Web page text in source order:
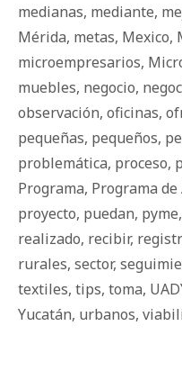
medianas, mediante,
Mérida, metas, Mexico,
microempresarios,
muebles, negocio,
observación, oficinas,
pequeñas, pequeños,
problemática, proceso,
Programa, Programa
proyecto, puedan, pyme,
realizado, recibir,
rurales, sector,
textiles, tips, toma,
Yucatán, urbanos,